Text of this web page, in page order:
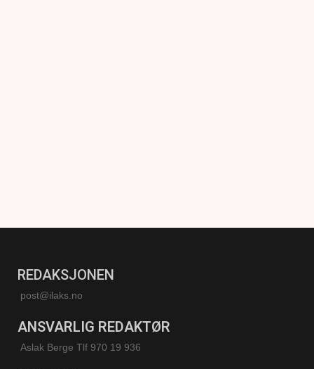
REDAKSJONEN
post@ilaks.no
ANSVARLIG REDAKTØR
Aslak Berge Tlf 970 19 936